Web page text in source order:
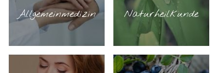
Allgemeinmedizin Naturheilkunde